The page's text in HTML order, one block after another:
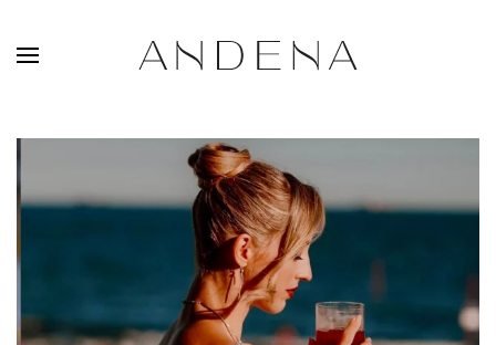
Skip to main content